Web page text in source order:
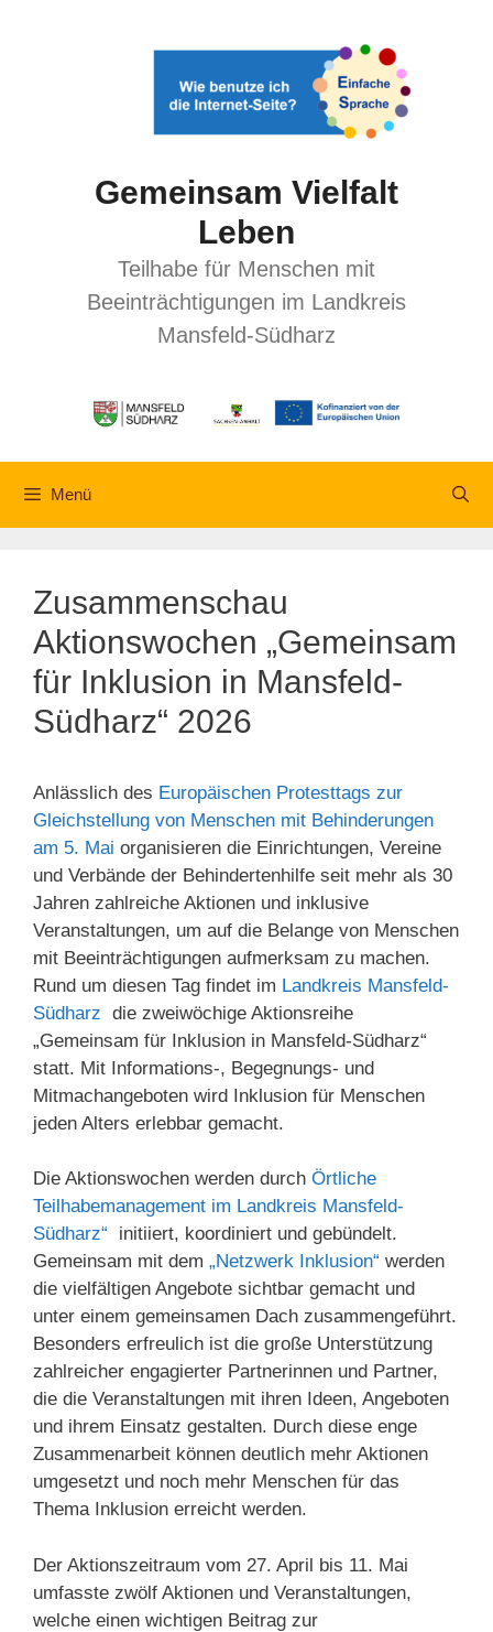
Gemeinsam Vielfalt
Leben
Teilhabe für Menschen mit
Beeinträchtigungen im Landkreis
Mansfeld-Südharz
Menü
Zusammenschau
Aktionswochen „Gemeinsam
für Inklusion in Mansfeld-
Südharz“ 2026
Anlässlich des Europäischen Protesttags zur
Gleichstellung von Menschen mit Behinderungen
am 5. Mai organisieren die Einrichtungen, Vereine
und Verbände der Behindertenhilfe seit mehr als 30
Jahren zahlreiche Aktionen und inklusive
Veranstaltungen, um auf die Belange von Menschen
mit Beeinträchtigungen aufmerksam zu machen.
Rund um diesen Tag findet im Landkreis Mansfeld-
Südharz die zweiwöchige Aktionsreihe
„Gemeinsam für Inklusion in Mansfeld-Südharz“
statt. Mit Informations-, Begegnungs- und
Mitmachangeboten wird Inklusion für Menschen
jeden Alters erlebbar gemacht.
Die Aktionswochen werden durch Örtliche
Teilhabemanagement im Landkreis Mansfeld-
Südharz“ initiiert, koordiniert und gebündelt.
Gemeinsam mit dem „Netzwerk Inklusion“ werden
die vielfältigen Angebote sichtbar gemacht und
unter einem gemeinsamen Dach zusammengeführt.
Besonders erfreulich ist die große Unterstützung
zahlreicher engagierter Partnerinnen und Partner,
die die Veranstaltungen mit ihren Ideen, Angeboten
und ihrem Einsatz gestalten. Durch diese enge
Zusammenarbeit können deutlich mehr Aktionen
umgesetzt und noch mehr Menschen für das
Thema Inklusion erreicht werden.
Der Aktionszeitraum vom 27. April bis 11. Mai
umfasste zwölf Aktionen und Veranstaltungen,
welche einen wichtigen Beitrag zur